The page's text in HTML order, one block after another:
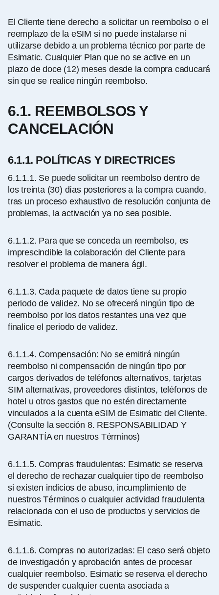
El Cliente tiene derecho a solicitar un reembolso o el
reemplazo de la eSIM si no puede instalarse ni
utilizarse debido a un problema técnico por parte de
Esimatic. Cualquier Plan que no se active en un
plazo de doce (12) meses desde la compra caducará
sin que se realice ningún reembolso.
6.1. REEMBOLSOS Y
CANCELACIÓN
6.1.1. POLÍTICAS Y DIRECTRICES
6.1.1.1. Se puede solicitar un reembolso dentro de
los treinta (30) días posteriores a la compra cuando,
tras un proceso exhaustivo de resolución conjunta de
problemas, la activación ya no sea posible.
6.1.1.2. Para que se conceda un reembolso, es
imprescindible la colaboración del Cliente para
resolver el problema de manera ágil.
6.1.1.3. Cada paquete de datos tiene su propio
periodo de validez. No se ofrecerá ningún tipo de
reembolso por los datos restantes una vez que
finalice el periodo de validez.
6.1.1.4. Compensación: No se emitirá ningún
reembolso ni compensación de ningún tipo por
cargos derivados de teléfonos alternativos, tarjetas
SIM alternativas, proveedores distintos, teléfonos de
hotel u otros gastos que no estén directamente
vinculados a la cuenta eSIM de Esimatic del Cliente.
(Consulte la sección 8. RESPONSABILIDAD Y
GARANTÍA en nuestros Términos)
6.1.1.5. Compras fraudulentas: Esimatic se reserva
el derecho de rechazar cualquier tipo de reembolso
si existen indicios de abuso, incumplimiento de
nuestros Términos o cualquier actividad fraudulenta
relacionada con el uso de productos y servicios de
Esimatic.
6.1.1.6. Compras no autorizadas: El caso será objeto
de investigación y aprobación antes de procesar
cualquier reembolso. Esimatic se reserva el derecho
de suspender cualquier cuenta asociada a